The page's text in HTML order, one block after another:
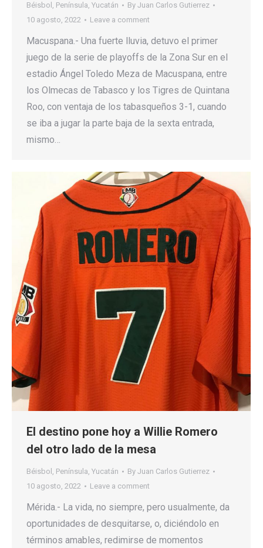
Béisbol , Península, Yucatán By Juan Carlos Gutierrez
10 agosto, 2022
Leave a comment
Macuspana.- Una fuerte lluvia, detuvo el primer
juego de la serie de playoffs de la Zona Sur en el
estadio Ángel Toledo Meza de Macuspana, entre
los Olmecas de Tabasco y los Tigres de Quintana
Roo, con ventaja de los tabasqueños 3-1, cuando
se iba a jugar la parte baja de la sexta entrada,
mismo…
El destino pone hoy a Willie Romero
del otro lado de la mesa
Béisbol , Península, Yucatán By Juan Carlos Gutierrez
10 agosto, 2022
Leave a comment
Mérida.- La vida, no siempre, pero usualmente, da
oportunidades de desquitarse, o, diciéndolo en
términos amables, redimirse de momentos